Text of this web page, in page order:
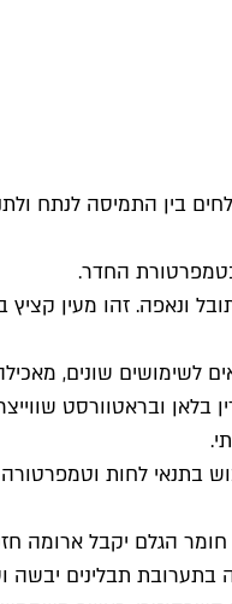
בין התמיסה לנתח
החדר.
ונאפה. זהו מעין
לשימושים שונים,
ובראטוורסט
בתנאי לחות
הגלם יקבל ארומה
תבלינים יבשה